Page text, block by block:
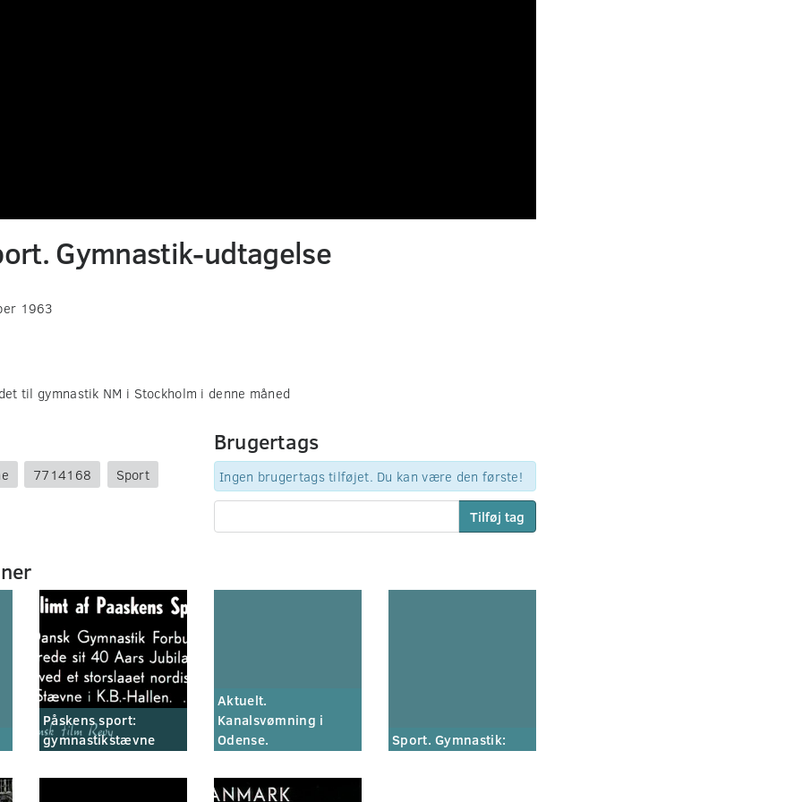
Gymnastik-udtagelse
1963
til gymnastik NM i Stockholm i denne måned
7714168
Sport
Brugertags
Ingen brugertags tilføjet. Du kan være den første!
Tilføj tag
Påskens sport:
gymnastikstævne
Aktuelt.
Kanalsvømning i
Odense.
Sport. Gymnastik: